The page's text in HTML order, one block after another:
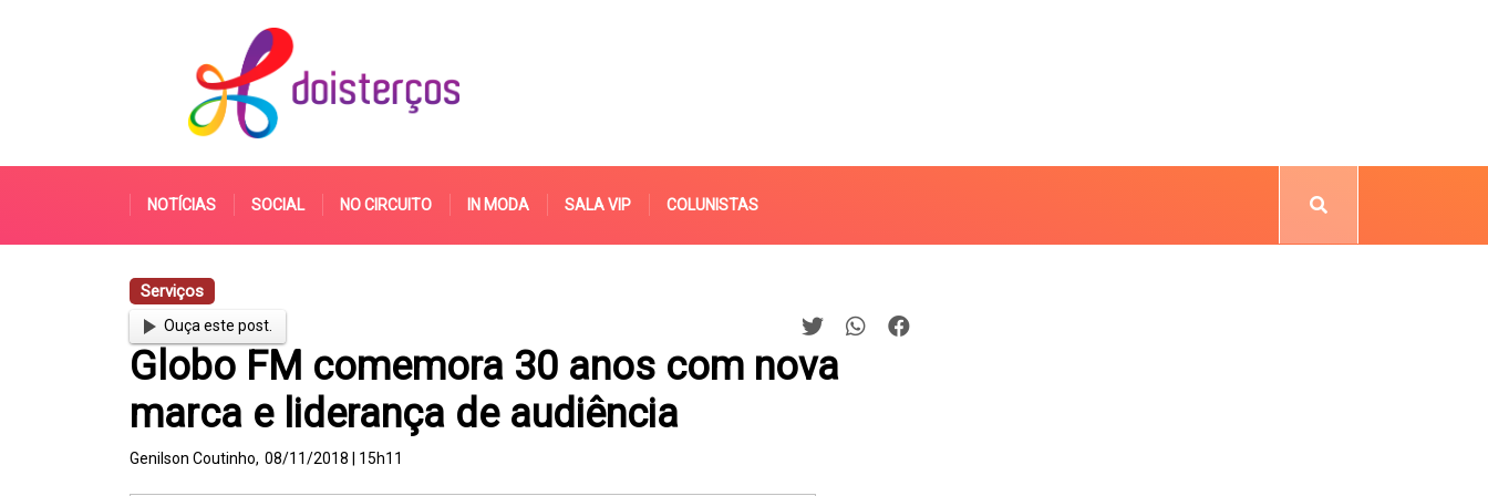
NOTÍCIAS SOCIAL NO CIRCUITO IN MODA SALA VIP COLUNISTAS
Serviços
Ouça este post.
Globo FM comemora 30 anos com nova
marca e liderança de audiência
Genilson Coutinho, 08/11/2018 | 15h11